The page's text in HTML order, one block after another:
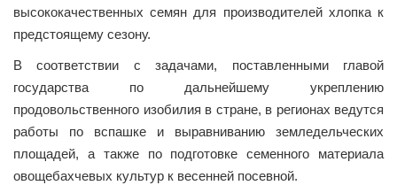
высококачественных семян для производителей хлопка к
предстоящему сезону.
В соответствии с задачами, поставленными главой
государства по дальнейшему укреплению
продовольственного изобилия в стране, в регионах ведутся
работы по вспашке и выравниванию земледельческих
площадей, а также по подготовке семенного материала
овощебахчевых культур к весенней посевной.